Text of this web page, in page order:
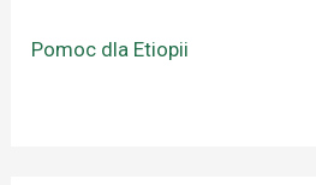
Pomoc dla Etiopii